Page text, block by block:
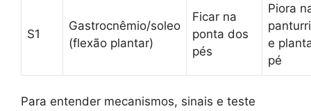
S1
Gastrocnêmio/soleo
(flexão plantar)
Ficar na
ponta dos
pés
Piora
e
pé
Para entender mecanismos, sinais e teste